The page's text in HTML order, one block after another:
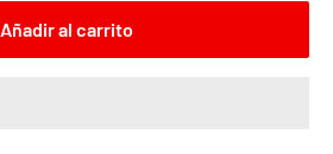
Añadir al carrito